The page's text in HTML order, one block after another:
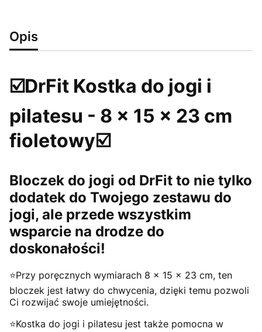
Opis
☑️DrFit Kostka do jogi i
pilatesu - 8 x 15 x 23 cm
fioletowy☑️
Bloczek do jogi od DrFit to nie tylko
dodatek do Twojego zestawu do
jogi, ale przede wszystkim
wsparcie na drodze do
doskonałości!
⭐️Przy poręcznych wymiarach 8 x 15 x 23 cm, ten
bloczek jest łatwy do chwycenia, dzięki temu pozwoli
Ci rozwijać swoje umiejętności.
⭐️Kostka do jogi i pilatesu jest także pomocna w